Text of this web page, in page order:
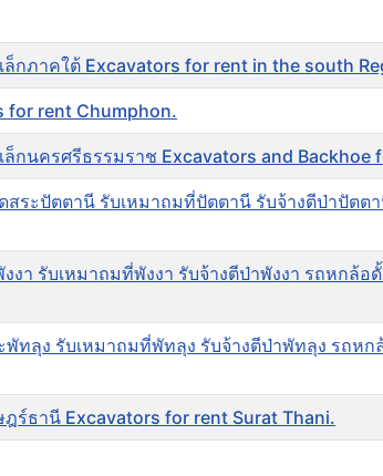
กภาคใต้ Excavators for rent in the south
for rent Chumphon.
นครศรีธรรมราช Excavators and Backhoe
ระปัตตานี รับเหมาถมที่ปัตตานี รับจ้างตีป่าปัต
า รับเหมาถมที่พังงา รับจ้างตีป่าพังงา รถหกล้
ทลุง รับเหมาถมที่พัทลุง รับจ้างตีป่าพัทลุง รถห
ร์ธานี Excavators for rent Surat Thani.